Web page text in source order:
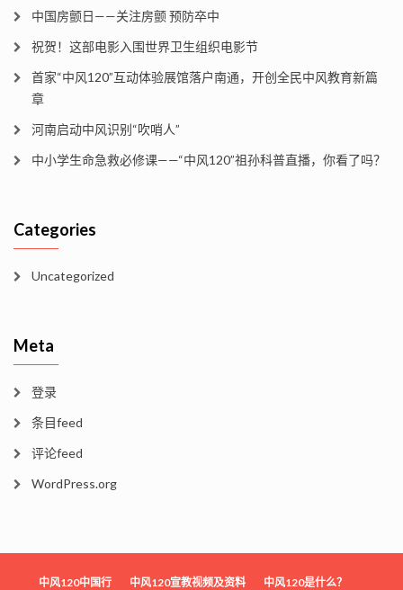
中国房颤日——关注房颤 预防卒中
祝贺！这部电影入围世界卫生组织电影节
首家“中风120”互动体验展馆落户南通，开创全民中风教育新篇
章
河南启动中风识别“吹哨人”
中小学生命急救必修课——“中风120”祖孙科普直播，你看了吗？
Categories
Uncategorized
Meta
登录
条目feed
评论feed
WordPress.org
中风120中国行 中风120宣教视频及资料 中风120是什么？